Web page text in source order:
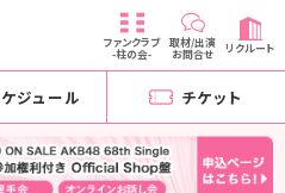
ファンクラブ
-柱の会-
取材/出演
お問合せ リクルート
ジュール チケット